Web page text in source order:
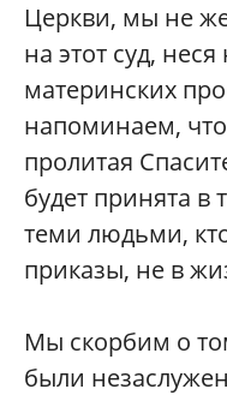
Церкви, мы не
на этот суд,
материнских
напоминаем,
пролитая
будет принята
теми людьми,
приказы, не в
Мы скорбим о
были